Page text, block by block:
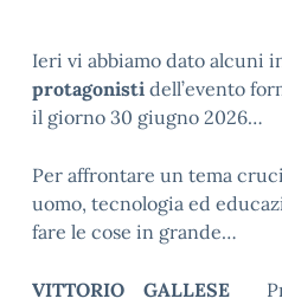
Ieri vi abbiamo dato alcuni
protagonisti dell’evento
il giorno 30 giugno 2026…
Per affrontare un tema
uomo, tecnologia ed
fare le cose in grande…
VITTORIO GALLESE